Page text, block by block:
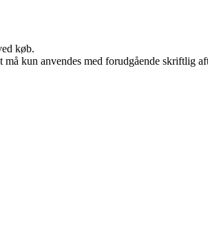
køb.
kun anvendes med forudgående skriftlig